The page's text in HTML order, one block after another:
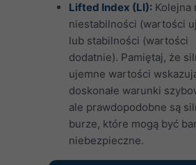
Lifted Index (LI): Kolejna
niestabilności (wartości
lub stabilności (wartości
dodatnie). Pamiętaj, że
ujemne wartości
doskonałe warunki
ale prawdopodobne są
burze, które mogą być
niebezpieczne.